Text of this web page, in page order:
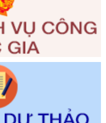
của Chính phủ: Quy
để tổ chức, hướng
của Chính phủ: Quy
để tổ chức, hướng